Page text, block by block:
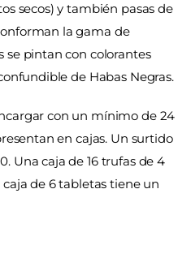
secos) y también pasas de
la gama de
se pintan con colorantes
de Habas Negras.
con un mínimo de 24
en cajas. Un surtido
Una caja de 16 trufas de 4
de 6 tabletas tiene un